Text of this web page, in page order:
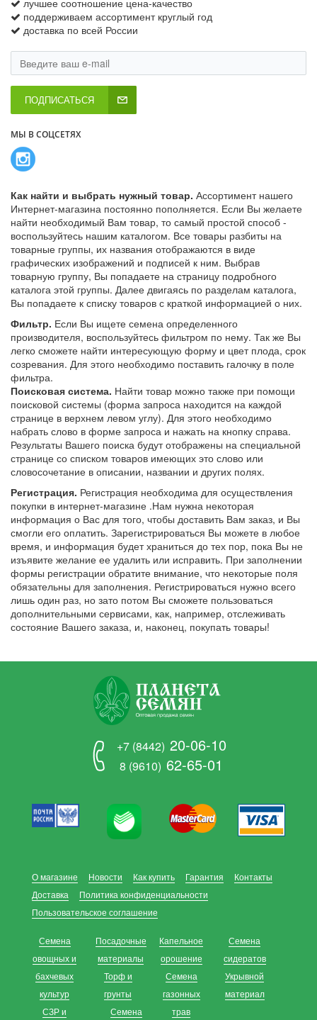
лучшее соотношение цена-качество
поддерживаем ассортимент круглый год
доставка по всей России
ПОДПИСАТЬСЯ
МЫ В СОЦСЕТЯХ
Как найти и выбрать нужный товар. Ассортимент нашего
Интернет-магазина постоянно пополняется. Если Вы желаете
найти необходимый Вам товар, то самый простой способ -
воспользуйтесь нашим каталогом. Все товары разбиты на
товарные группы, их названия отображаются в виде
графических изображений и подписей к ним. Выбрав
товарную группу, Вы попадаете на страницу подробного
каталога этой группы. Далее двигаясь по разделам каталога,
Вы попадаете к списку товаров с краткой информацией о них.
Фильтр. Если Вы ищете семена определенного
производителя, воспользуйтесь фильтром по нему. Так же Вы
легко сможете найти интересующую форму и цвет плода, срок
созревания. Для этого необходимо поставить галочку в поле
фильтра.
Поисковая система. Найти товар можно также при помощи
поисковой системы (форма запроса находится на каждой
странице в верхнем левом углу). Для этого необходимо
набрать слово в форме запроса и нажать на кнопку справа.
Результаты Вашего поиска будут отображены на специальной
странице со списком товаров имеющих это слово или
словосочетание в описании, названии и других полях.
Регистрация. Регистрация необходима для осуществления
покупки в интернет-магазине .Нам нужна некоторая
информация о Вас для того, чтобы доставить Вам заказ, и Вы
смогли его оплатить. Зарегистрироваться Вы можете в любое
время, и информация будет храниться до тех пор, пока Вы не
изъявите желание ее удалить или исправить. При заполнении
формы регистрации обратите внимание, что некоторые поля
обязательны для заполнения. Регистрироваться нужно всего
лишь один раз, но зато потом Вы сможете пользоваться
дополнительными сервисами, как, например, отслеживать
состояние Вашего заказа, и, наконец, покупать товары!
+7 (8442) 20-06-10
8 (9610) 62-65-01
О магазине Новости Как купить Гарантия
Контакты
Доставка
Политика конфиденциальности
Пользовательское соглашение
Семена
овощных и
бахчевых
культур
СЗР и
Посадочные
материалы
Торф и
грунты
Семена
Капельное
орошение
Семена
газонных
трав
Семена
сидератов
Укрывной
материал